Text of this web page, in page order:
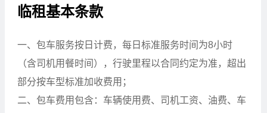
临租基本条款
一、包车服务按日计费，每日标准服务时间为8小时
（含司机用餐时间），行驶里程以合同约定为准，超出
部分按车型标准加收费用；
二、包车费用包含：车辆使用费、司机工资、油费、车